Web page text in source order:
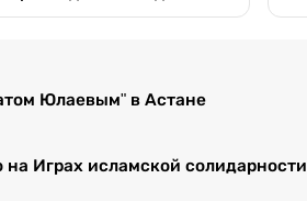
Юлаевым" в Астане
на Играх исламской солидарности